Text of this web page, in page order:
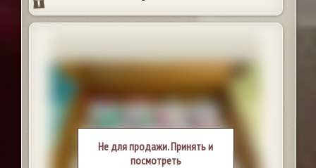
Не для продажи. Принять и
посмотреть